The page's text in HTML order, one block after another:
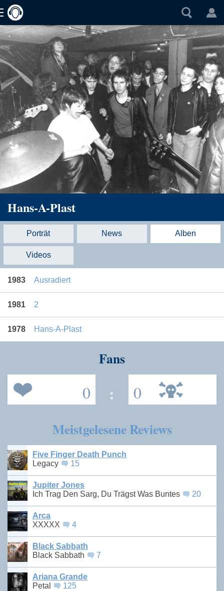
Hans-A-Plast
Porträt News Alben
Videos
1983 Ausradiert
1981 2
1978 Hans-A-Plast
Fans
0 : 0
Meistgelesene Reviews
Five Finger Death Punch
Legacy
15
Jupiter Jones
Ich Trag Den Sarg, Du Trägst Was Buntes
20
Arca
XXXXX
4
Black Sabbath
Black Sabbath
7
Ariana Grande
Petal
125